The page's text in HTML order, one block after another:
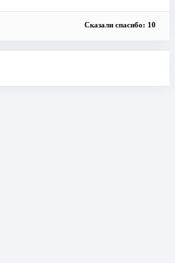
Сказали спасибо: 10